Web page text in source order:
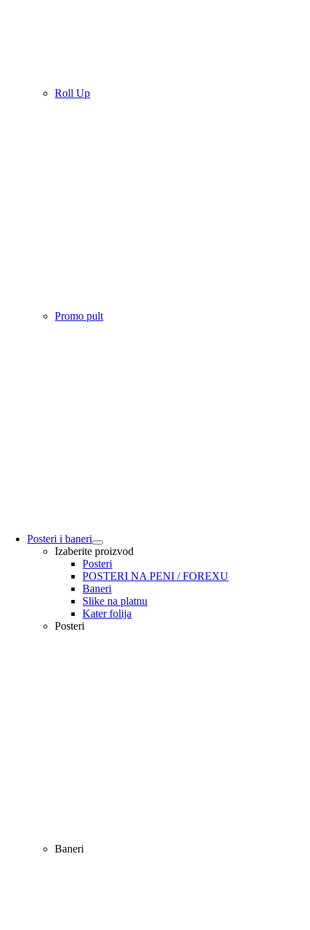
Roll Up
Promo pult
Posteri i baneri
Izaberite proizvod
Posteri
POSTERI NA PENI / FOREXU
Baneri
Slike na platnu
Kater folija
Posteri
Baneri